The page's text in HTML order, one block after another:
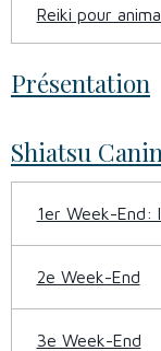
Reiki pour
Présentation
Shiatsu
1er Week-End:
2e Week-End
3e Week-End